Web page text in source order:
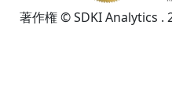
著作権 © SDKI Analytics .